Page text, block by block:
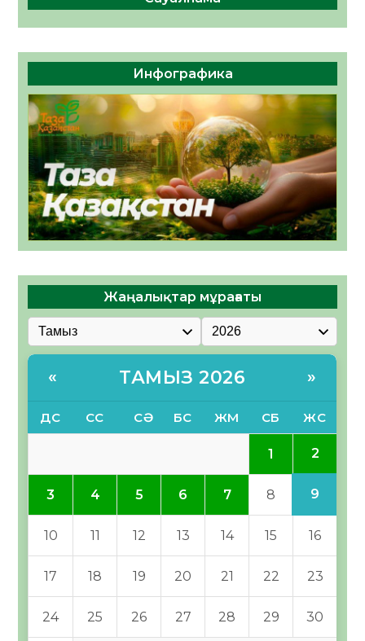
Инфографика
Жаңалықтар мұрағаты
« ТАМЫЗ 2026 »
ДС СС СӘ БС ЖМ СБ ЖС
1 2
3 4 5 6 7 8 9
10 11 12 13 14 15 16
17 18 19 20 21 22 23
24 25 26 27 28 29 30